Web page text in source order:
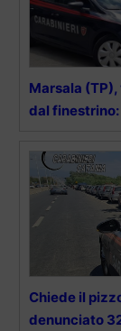
Marsala
dal
Chiede il
denunciato